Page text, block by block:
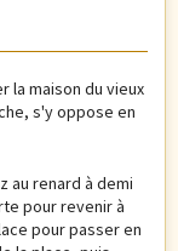
la maison du vieux
s'y oppose en
au renard à demi
pour revenir à
pour passer en